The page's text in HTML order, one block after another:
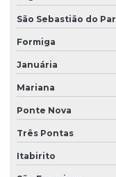
São Sebastião do
Formiga
Januária
Mariana
Ponte Nova
Três Pontas
Itabirito